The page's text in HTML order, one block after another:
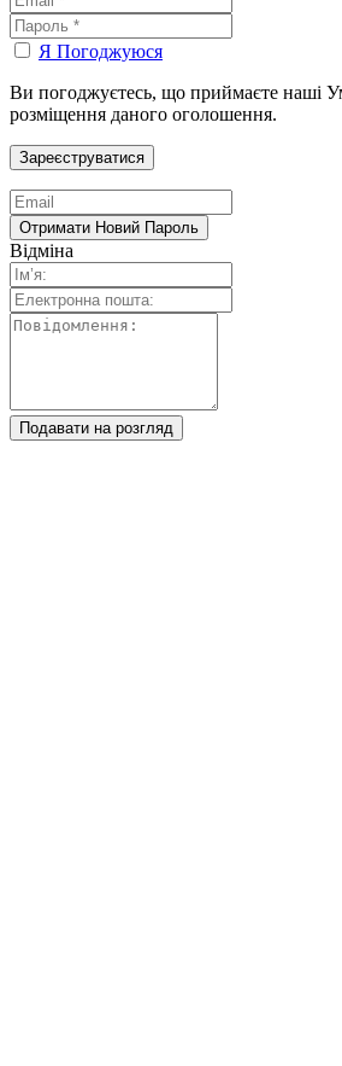
Я Погоджуюся
Ви погоджуєтесь, що приймаєте наші
розміщення даного оголошення.
Відміна